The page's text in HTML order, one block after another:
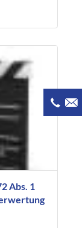
Abs. 1